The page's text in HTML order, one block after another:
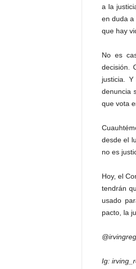
a la
en duda a
que hay
No es
decisión.
justicia.
denuncia
que vota
desde el
no es
Hoy, el
tendrán
usado
pacto, la
Ig: